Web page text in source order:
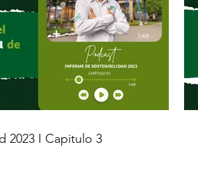
2023 I Capitulo 3